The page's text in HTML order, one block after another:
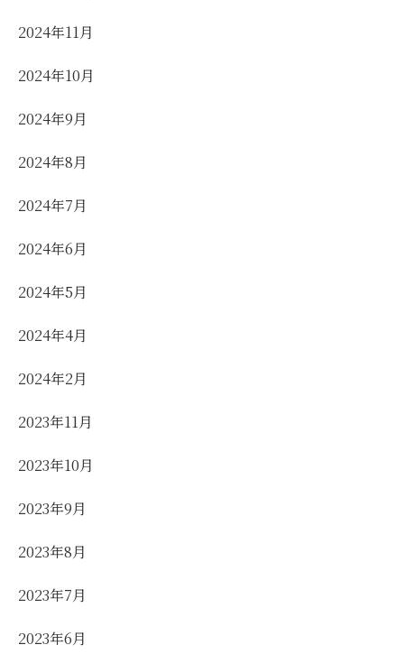
2024年11月
2024年10月
2024年9月
2024年8月
2024年7月
2024年6月
2024年5月
2024年4月
2024年2月
2023年11月
2023年10月
2023年9月
2023年8月
2023年7月
2023年6月